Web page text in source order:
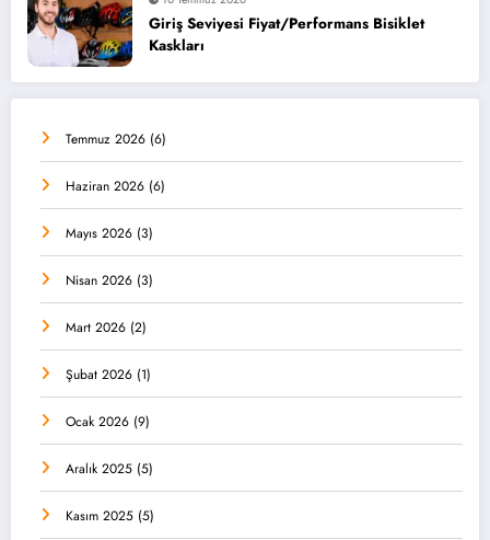
Giriş Seviyesi Fiyat/Performans Bisiklet
Kaskları
Temmuz 2026 (6)
Haziran 2026 (6)
Mayıs 2026 (3)
Nisan 2026 (3)
Mart 2026 (2)
Şubat 2026 (1)
Ocak 2026 (9)
Aralık 2025 (5)
Kasım 2025 (5)